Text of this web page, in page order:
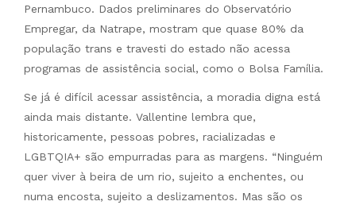
Pernambuco. Dados preliminares do Observatório
Empregar, da Natrape, mostram que quase 80% da
população trans e travesti do estado não acessa
programas de assistência social, como o Bolsa Família.
Se já é difícil acessar assistência, a moradia digna está
ainda mais distante. Vallentine lembra que,
historicamente, pessoas pobres, racializadas e
LGBTQIA+ são empurradas para as margens. “Ninguém
quer viver à beira de um rio, sujeito a enchentes, ou
numa encosta, sujeito a deslizamentos. Mas são os